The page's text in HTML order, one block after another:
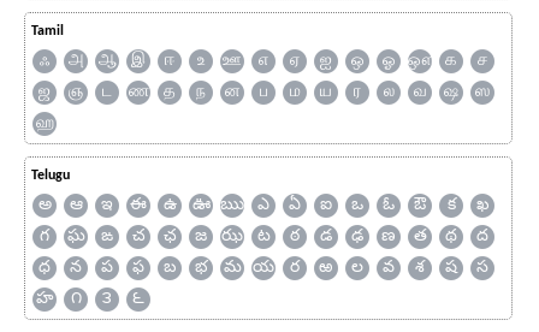
Tamil
ஃ அ ஆ இ ஈ உ ஊ எ ஏ ஐ ஒ ஓ ஔ க
ச
ஜ
ஞ ட ண த ந ன ப ம ய ர ல வ ஷ
ஸ
ஹ
Telugu
అ ఆ ఇ ఈ ఉ ఊ ఋ ఎ ఏ ఐ ఒ ఓ ఔ క
ఖ
గ
ఘ ఙ చ ఛ జ ఝ ట ఠ డ ఢ ణ త థ
ద
ధ
న ప ఫ బ భ మ య ర ఱ ల వ శ ష
స
హ
౧ ౩ ౬